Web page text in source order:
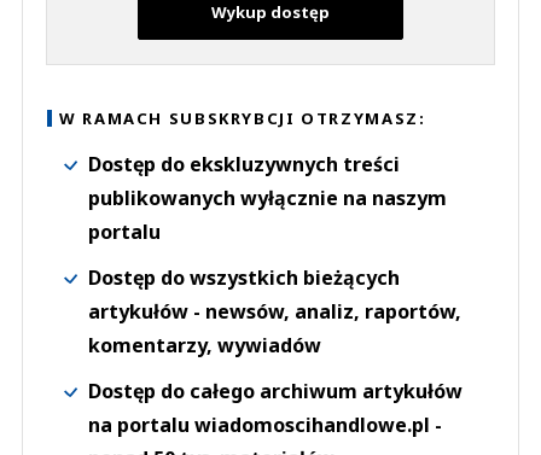
Wykup dostęp
W RAMACH SUBSKRYBCJI OTRZYMASZ:
Dostęp do ekskluzywnych treści
publikowanych wyłącznie na naszym
portalu
Dostęp do wszystkich bieżących
artykułów - newsów, analiz, raportów,
komentarzy, wywiadów
Dostęp do całego archiwum artykułów
na portalu wiadomoscihandlowe.pl -